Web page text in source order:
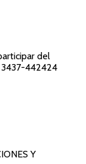
del
442424
Y